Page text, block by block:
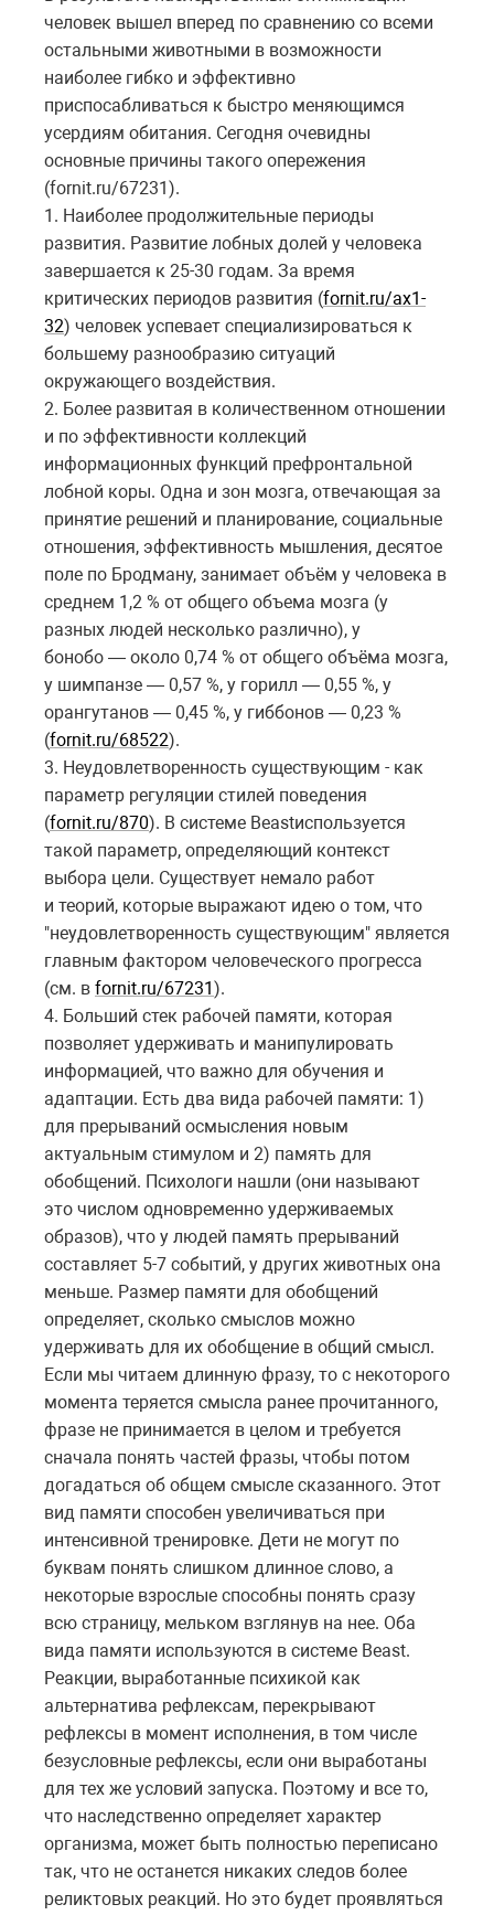
человек вышел вперед по сравнению со всеми
остальными животными в возможности
наиболее гибко и эффективно
приспосабливаться к быстро меняющимся
усердиям обитания. Сегодня очевидны
основные причины такого опережения
(fornit.ru/67231).
1. Наиболее продолжительные периоды
развития. Развитие лобных долей у человека
завершается к 25-30 годам. За время
критических периодов развития (fornit.ru/ax1-
32) человек успевает специализироваться к
большему разнообразию ситуаций
окружающего воздействия.
2. Более развитая в количественном отношении
и по эффективности коллекций
информационных функций префронтальной
лобной коры. Одна и зон мозга, отвечающая за
принятие решений и планирование, социальные
отношения, эффективность мышления, десятое
поле по Бродману, занимает объём у человека в
среднем 1,2 % от общего объема мозга (у
разных людей несколько различно), у
бонобо — около 0,74 % от общего объёма мозга,
у шимпанзе — 0,57 %, у горилл — 0,55 %, у
орангутанов — 0,45 %, у гиббонов — 0,23 %
(fornit.ru/68522).
3. Неудовлетворенность существующим - как
параметр регуляции стилей поведения
(fornit.ru/870). В системе Beastиспользуется
такой параметр, определяющий контекст
выбора цели. Существует немало работ
и теорий, которые выражают идею о том, что
"неудовлетворенность существующим" является
главным фактором человеческого прогресса
(см. в fornit.ru/67231 ).
4. Больший стек рабочей памяти, которая
позволяет удерживать и манипулировать
информацией, что важно для обучения и
адаптации. Есть два вида рабочей памяти: 1)
для прерываний осмысления новым
актуальным стимулом и 2) память для
обобщений. Психологи нашли (они называют
это числом одновременно удерживаемых
образов), что у людей память прерываний
составляет 5-7 событий, у других животных она
меньше. Размер памяти для обобщений
определяет, сколько смыслов можно
удерживать для их обобщение в общий смысл.
Если мы читаем длинную фразу, то с некоторого
момента теряется смысла ранее прочитанного,
фразе не принимается в целом и требуется
сначала понять частей фразы, чтобы потом
догадаться об общем смысле сказанного. Этот
вид памяти способен увеличиваться при
интенсивной тренировке. Дети не могут по
буквам понять слишком длинное слово, а
некоторые взрослые способны понять сразу
всю страницу, мельком взглянув на нее. Оба
вида памяти используются в системе Beast.
Реакции, выработанные психикой как
альтернатива рефлексам, перекрывают
рефлексы в момент исполнения, в том числе
безусловные рефлексы, если они выработаны
для тех же условий запуска. Поэтому и все то,
что наследственно определяет характер
организма, может быть полностью переписано
так, что не останется никаких следов более
реликтовых реакций. Но это будет проявляться